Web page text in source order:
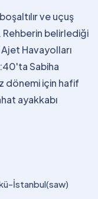
ve uçuş
Rehberin belirlediği
Havayolları
Sabiha
dönemi için hafif
ayakkabı
İstanbul(saw)